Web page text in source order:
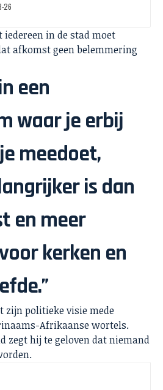
26
iedereen in de stad moet
afkomst geen belemmering
een
waar je erbij
meedoet,
is dan
en meer
kerken en
zijn politieke visie mede
Afrikaanse wortels.
zegt hij te geloven dat niemand